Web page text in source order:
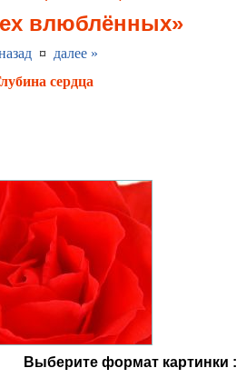
влюблённых»
¤ далее »
сердца
Выберите формат картинки :